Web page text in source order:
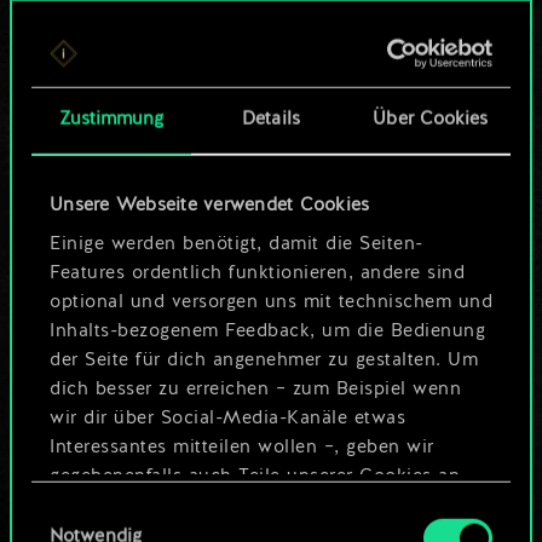
Zustimmung Details Über Cookies
Unsere Webseite verwendet Cookies
Einige werden benötigt, damit die Seiten-
Features ordentlich funktionieren, andere sind
optional und versorgen uns mit technischem und
Inhalts-bezogenem Feedback, um die Bedienung
der Seite für dich angenehmer zu gestalten. Um
dich besser zu erreichen – zum Beispiel wenn
wir dir über Social-Media-Kanäle etwas
Interessantes mitteilen wollen –, geben wir
gegebenenfalls auch Teile unserer Cookies an
Cookies erfordert allerdings deine Zustimmung.
Notwendig
Bis jetzt ist dies nur
ein geteilter Satz
Karten.
Wo es doch so viel
mehr sein kann!
Deck benennen und Leitfaden
Deck bearbeiten